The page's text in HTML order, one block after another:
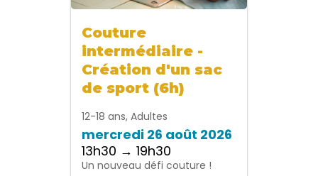
Couture
intermédiaire -
Création d'un sac
de sport (6h)
12-18 ans, Adultes
mercredi 26 août 2026
13h30 → 19h30
Un nouveau défi couture !